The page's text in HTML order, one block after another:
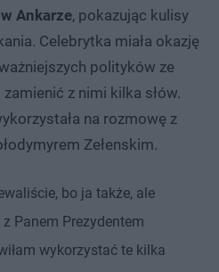
Ankarze, pokazując kulisy
Celebrytka miała okazję
polityków ze
z nimi kilka słów.
na rozmowę z
Zełenskim.
bo ja także, ale
Panem Prezydentem
wykorzystać te kilka